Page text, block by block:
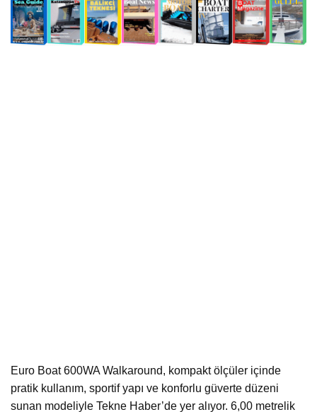
Euro Boat 600WA Walkaround, kompakt ölçüler içinde
pratik kullanım, sportif yapı ve konforlu güverte düzeni
sunan modeliyle Tekne Haber’de yer alıyor. 6,00 metrelik